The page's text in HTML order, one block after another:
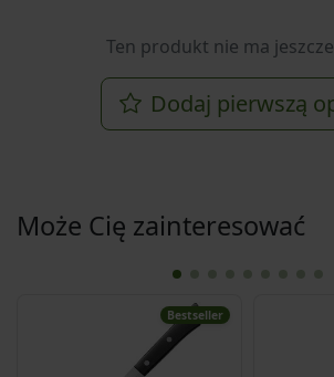
Ten produkt nie ma
Dodaj pierwszą
Może Cię zainteresować
Bestseller